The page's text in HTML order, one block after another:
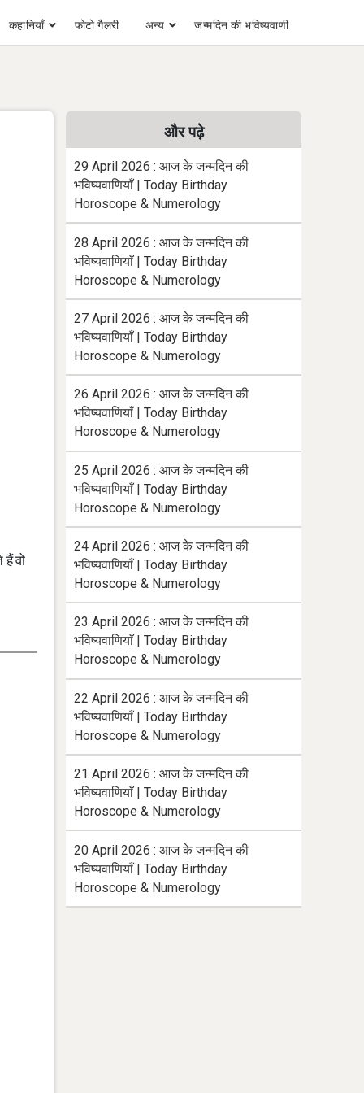
कहानियाँ फोटो गैलरी अन्य जन्मदिन की भविष्यवाणी
वो
और पढ़े
29 April 2026 : आज के जन्मदिन की
भविष्यवाणियाँ | Today Birthday
Horoscope & Numerology
28 April 2026 : आज के जन्मदिन की
भविष्यवाणियाँ | Today Birthday
Horoscope & Numerology
27 April 2026 : आज के जन्मदिन की
भविष्यवाणियाँ | Today Birthday
Horoscope & Numerology
26 April 2026 : आज के जन्मदिन की
भविष्यवाणियाँ | Today Birthday
Horoscope & Numerology
25 April 2026 : आज के जन्मदिन की
भविष्यवाणियाँ | Today Birthday
Horoscope & Numerology
24 April 2026 : आज के जन्मदिन की
भविष्यवाणियाँ | Today Birthday
Horoscope & Numerology
23 April 2026 : आज के जन्मदिन की
भविष्यवाणियाँ | Today Birthday
Horoscope & Numerology
22 April 2026 : आज के जन्मदिन की
भविष्यवाणियाँ | Today Birthday
Horoscope & Numerology
21 April 2026 : आज के जन्मदिन की
भविष्यवाणियाँ | Today Birthday
Horoscope & Numerology
20 April 2026 : आज के जन्मदिन की
भविष्यवाणियाँ | Today Birthday
Horoscope & Numerology